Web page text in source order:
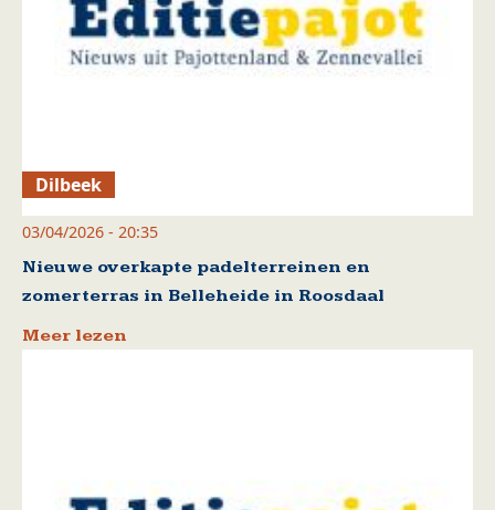
Dilbeek
03/04/2026 - 20:35
Nieuwe overkapte padelterreinen en
zomerterras in Belleheide in Roosdaal
Meer lezen